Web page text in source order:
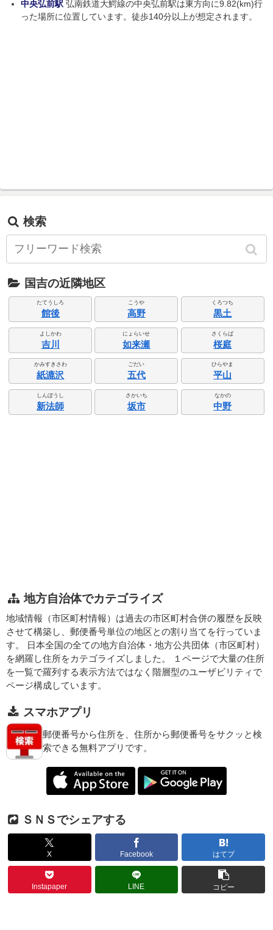
中央弘前駅 弘南鉄道大鰐線の中央弘前駅は東方向に9.82(km)行
った場所に位置しています。徒歩140分以上が想定されます。
検索
国吉の近隣地区
たてうしろ
館後
こうや
高野
くろつち
黒土
よしかわ
吉川
にょらいせ
如来瀬
さくらば
桜庭
かみすきさわ
紙漉沢
ごだい
五代
ひらやま
平山
しんぼうし
新法師
さかいち
坂市
なかの
中野
地方自治体でカテゴライズ
地域情報（市区町村情報）は過去の市区町村合併の履歴を反映
させて構築し、郵便番号単位の地区との割り当てを行っていま
す。 日本全国の全ての地方自治体・地方公共団体（市区町村）
を網羅し住所をカテゴライズしました。 １ページで大量の住所
を一覧で羅列する表示方法ではなく階層型のユーザビリティで
ページ構成しています。
スマホアプリ
郵便番号から住所を、住所から郵便番号をサクッと検
索できる無料アプリです。
ＳＮＳでシェアする
X Facebook はてブ
Instapaper LINE コピー